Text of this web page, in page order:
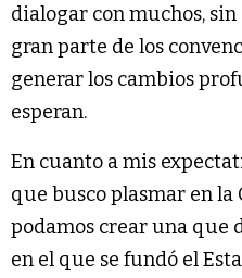
dialogar con muchos,
gran parte de los
generar los cambios
esperan.
En cuanto a mis
que busco plasmar en
podamos crear una que
en el que se fundó el